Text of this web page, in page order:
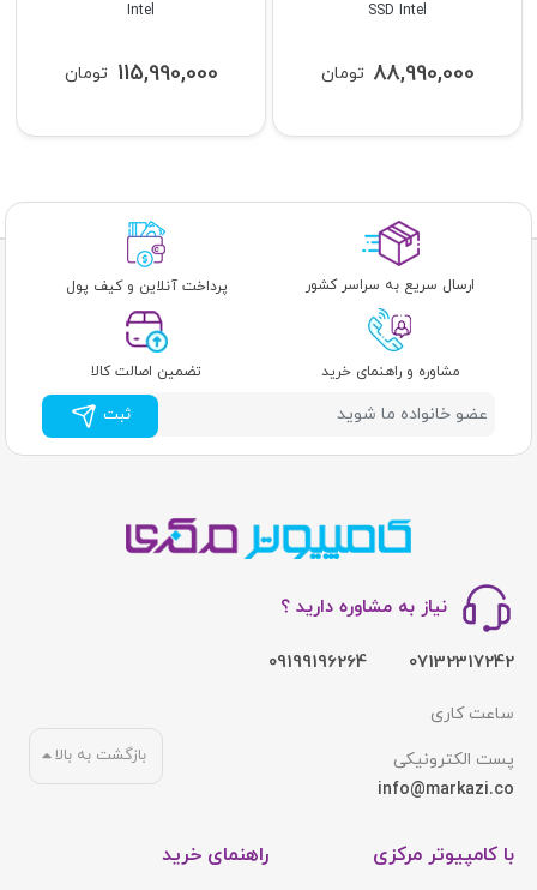
Intel
تومان 115,990,000
SSD Intel
تومان 88,990,000
ارسال سریع به سراسر کشور پرداخت آنلاین و کیف پول
مشاوره و راهنمای خرید تضمین اصالت کالا
ثبت
نیاز به مشاوره دارید ؟
07132317242
09199196264
ساعت کاری
پست الکترونیکی
info@markazi.co
با کامپیوتر مرکزی راهنمای خرید
بازگشت به بالا